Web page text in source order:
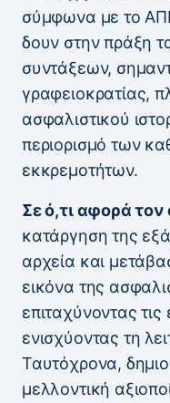
σύμφωνα με το
δουν στην πράξη
συντάξεων,
γραφειοκρατίας,
ασφαλιστικού
περιορισμό των
εκκρεμοτήτων.
Σε ό,τι αφορά
κατάργηση της
αρχεία και
εικόνα της
επιταχύνοντας τις
ενισχύοντας τη
Ταυτόχρονα,
μελλοντική